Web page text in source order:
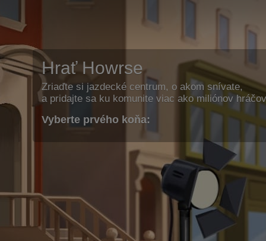
Hrať Howrse
Zriaďte si jazdecké centrum, o akom snívate,
a pridajte sa ku komunite viac ako miliónov
Vyberte prvého koňa: